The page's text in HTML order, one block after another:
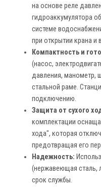
на основе реле
гидроаккумулятора
системе
при открытии крана и
Компактность и
(насос,
давления, манометр,
стальной раме.
подключению.
Защита от сухого
комплектации
хода", которая
предотвращая его
Надежность:
(нержавеющая сталь,
срок службы.